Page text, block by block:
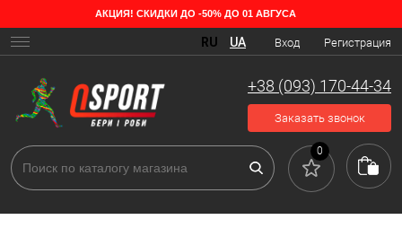
АКЦИЯ! СКИДКИ ДО -50% ДО 01 АВГУСА
Вход Регистрация
RU UA
+38 (093) 170-44-34
Заказать звонок
0